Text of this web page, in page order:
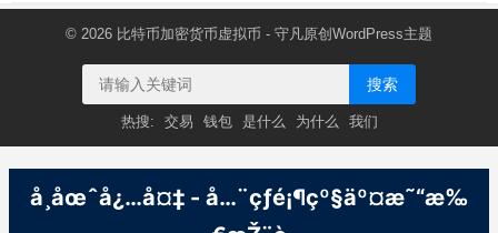
© 2026 比特币加密货币虚拟币 - 守凡原创 WordPress主题
搜索
热搜: 交易 钱包 是什么 为什么 我们